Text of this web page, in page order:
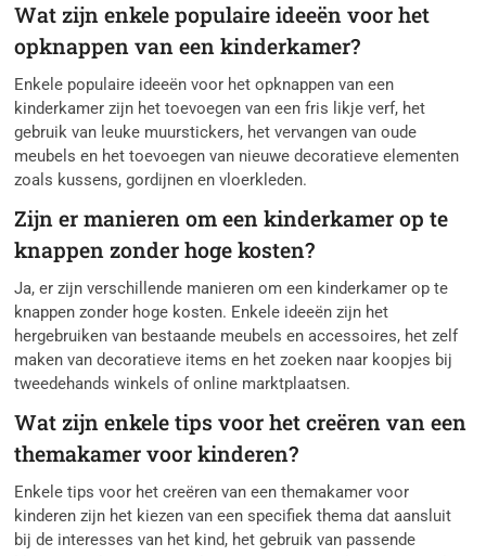
Wat zijn enkele populaire ideeën voor het
opknappen van een kinderkamer?
Enkele populaire ideeën voor het opknappen van een
kinderkamer zijn het toevoegen van een fris likje verf, het
gebruik van leuke muurstickers, het vervangen van oude
meubels en het toevoegen van nieuwe decoratieve elementen
zoals kussens, gordijnen en vloerkleden.
Zijn er manieren om een kinderkamer op te
knappen zonder hoge kosten?
Ja, er zijn verschillende manieren om een kinderkamer op te
knappen zonder hoge kosten. Enkele ideeën zijn het
hergebruiken van bestaande meubels en accessoires, het zelf
maken van decoratieve items en het zoeken naar koopjes bij
tweedehands winkels of online marktplaatsen.
Wat zijn enkele tips voor het creëren van een
themakamer voor kinderen?
Enkele tips voor het creëren van een themakamer voor
kinderen zijn het kiezen van een specifiek thema dat aansluit
bij de interesses van het kind, het gebruik van passende